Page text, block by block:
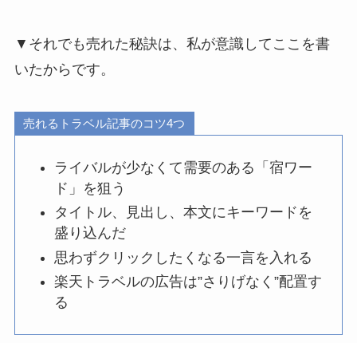
▼それでも売れた秘訣は、私が意識してここを書
いたからです。
売れるトラベル記事のコツ4つ
ライバルが少なくて需要のある「宿ワー
ド」を狙う
タイトル、見出し、本文にキーワードを
盛り込んだ
思わずクリックしたくなる一言を入れる
楽天トラベルの広告は”さりげなく”配置す
る